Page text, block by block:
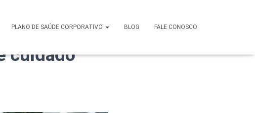
PLANO DE SAÚDE CORPORATIVO BLOG FALE CONOSCO
em Osasco:
cuidado